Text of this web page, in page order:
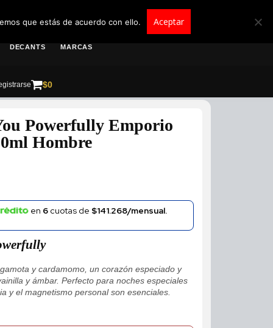
DECANTS MARCAS
$0
Powerfully Emporio
Hombre
en 6cuotas de $141.268/mensual.
y cardamomo, un corazón especiado y
y ámbar. Perfecto para noches especiales
y el magnetismo personal son esenciales.
que estás de acuerdo con ello. Aceptar